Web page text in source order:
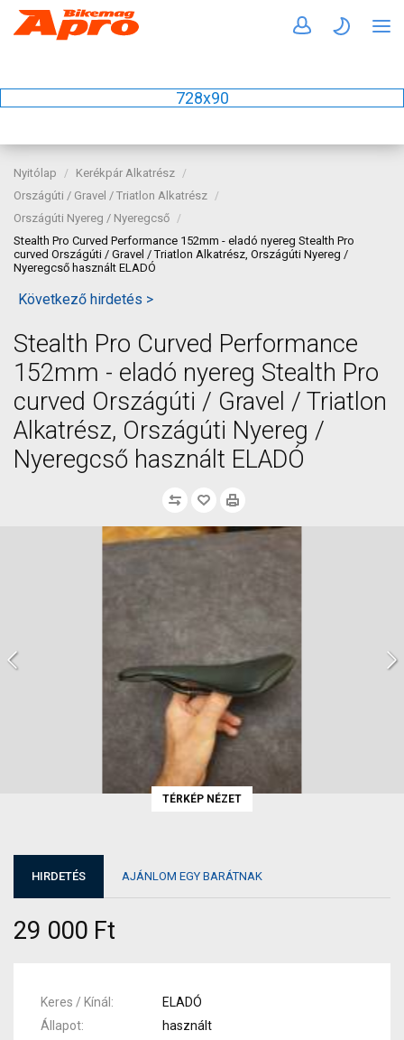
728x90
Nyitólap
Kerékpár Alkatrész
Országúti / Gravel / Triatlon Alkatrész
Országúti Nyereg / Nyeregcső
Stealth Pro Curved Performance 152mm - eladó nyereg Stealth Pro
curved Országúti / Gravel / Triatlon Alkatrész, Országúti Nyereg /
Nyeregcső használt ELADÓ
Következő hirdetés >
Stealth Pro Curved Performance
152mm - eladó nyereg Stealth Pro
curved Országúti / Gravel / Triatlon
Alkatrész, Országúti Nyereg /
Nyeregcső használt ELADÓ
TÉRKÉP NÉZET
HIRDETÉS AJÁNLOM EGY BARÁTNAK
29 000 Ft
Keres / Kínál
ELADÓ
Állapot
használt